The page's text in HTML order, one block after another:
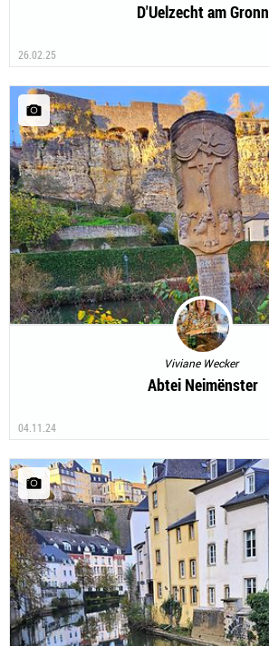
D'Uelzecht am Gronn
26.02.25
Viviane Wecker
Abtei Neimënster
04.11.24